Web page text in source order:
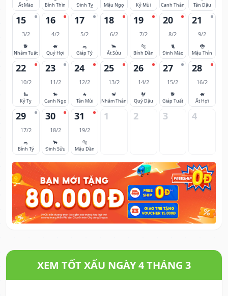
Ất Mão
Bính Thìn
Đinh Tỵ
Mậu Ngọ
Kỷ Mùi
Canh Thân
Tân Dậu
15
3/2
🐕
Nhâm Tuất
16
4/2
🐖
Quý Hợi
17
5/2
🐀
Giáp Tý
18
6/2
🐂
Ất Sửu
19
7/2
🐅
Bính Dần
20
8/2
🐈
Đinh Mão
21
9/2
🐉
Mậu Thìn
22
10/2
🐍
Kỷ Tỵ
23
11/2
🐎
Canh Ngọ
24
12/2
🐐
Tân Mùi
25
13/2
🐒
Nhâm Thân
26
14/2
🐓
Quý Dậu
27
15/2
🐕
Giáp Tuất
28
16/2
🐖
Ất Hợi
29
17/2
🐀
Bính Tý
30
18/2
🐂
Đinh Sửu
31
19/2
🐅
Mậu Dần
1 2 3 4
XEM TỐT XẤU NGÀY 4 THÁNG 3